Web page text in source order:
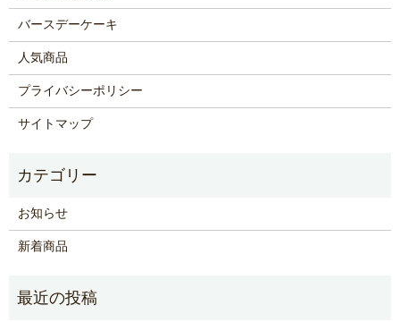
バースデーケーキ
人気商品
プライバシーポリシー
サイトマップ
お知らせ
新着商品